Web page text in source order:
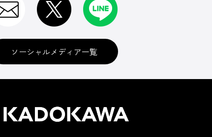
ソーシャルメディア一覧